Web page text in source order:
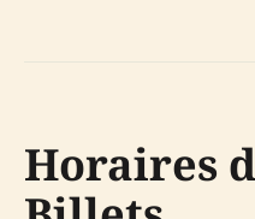
Horaires